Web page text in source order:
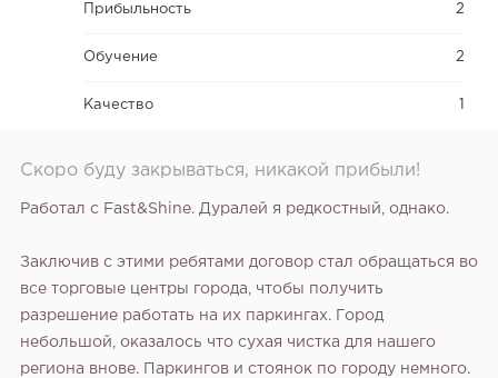
Прибыльность 2
Обучение 2
Качество
Скоро буду закрываться, никакой прибыли!
Работал с Fast&Shine. Дуралей я редкостный, однако.
Заключив с этими ребятами договор стал обращаться во
все торговые центры города, чтобы получить
разрешение работать на их паркингах. Город
небольшой, оказалось что сухая чистка для нашего
региона внове. Паркингов и стоянок по городу немного.